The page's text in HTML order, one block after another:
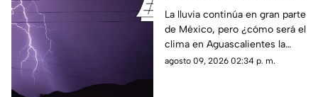
semana del 10 al 15 de
agosto en
Aguascalientes
La lluvia continúa en gran parte
de México, pero ¿cómo será el
clima en Aguascalientes la
semana del 10 al 15 de agosto?
agosto 09, 2026 02:34 p. m.